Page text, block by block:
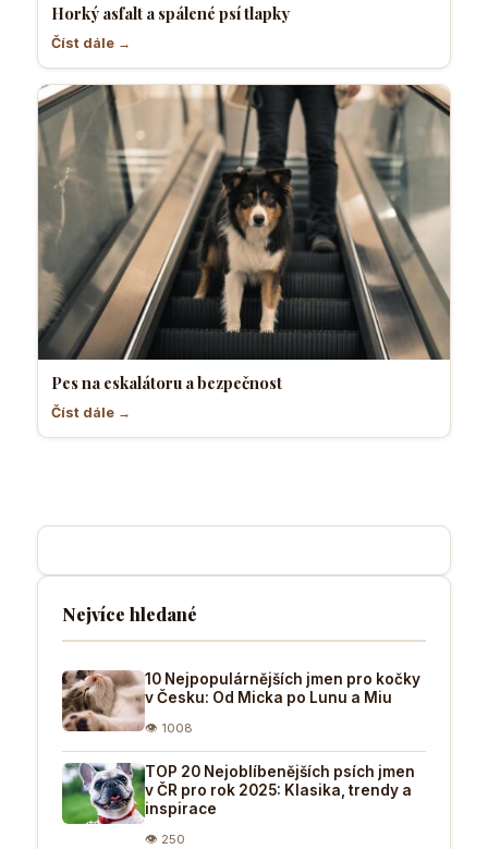
Horký asfalt a spálené psí tlapky
Číst dále →
Pes na eskalátoru a bezpečnost
Číst dále →
Nejvíce hledané
10 Nejpopulárnějších jmen pro kočky
v Česku: Od Micka po Lunu a Miu
👁 1008
TOP 20 Nejoblíbenějších psích jmen
v ČR pro rok 2025: Klasika, trendy a
inspirace
👁 250